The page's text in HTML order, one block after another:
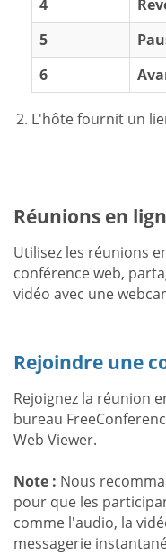
4
5
6
L'hôte fournit un
Réunions en
Utilisez les réunions
conférence web,
vidéo avec une
Rejoindre une
Rejoignez la réunion
bureau
Web Viewer.
Note : Nous
pour que les
comme l'audio, la
messagerie